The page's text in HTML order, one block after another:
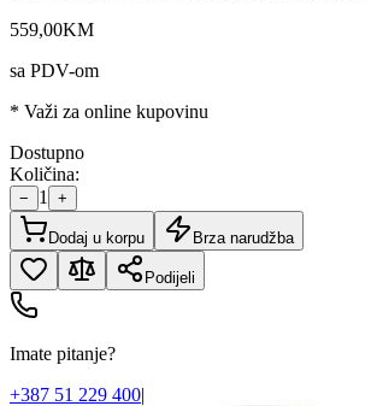
559,00KM
sa PDV-om
* Važi za online kupovinu
Dostupno
Količina:
− 1 +
Dodaj u korpu Brza narudžba
Podijeli
Imate pitanje?
+387 51 229 400|